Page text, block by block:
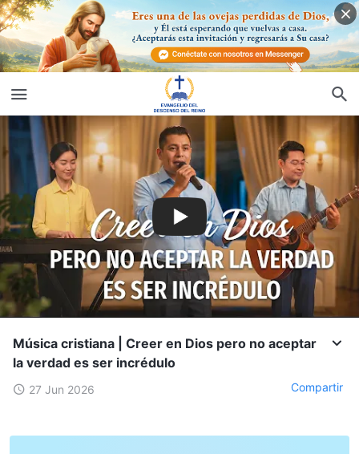
Música cristiana | Creer en Dios pero no aceptar
la verdad es ser incrédulo
27 Jun 2026 Compartir